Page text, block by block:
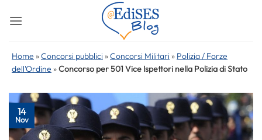
Home »Concorsi pubblici »Concorsi Militari » Polizia / Forze
dell'Ordine »Concorso per 501 Vice Ispettori nella Polizia di Stato
14
Nov